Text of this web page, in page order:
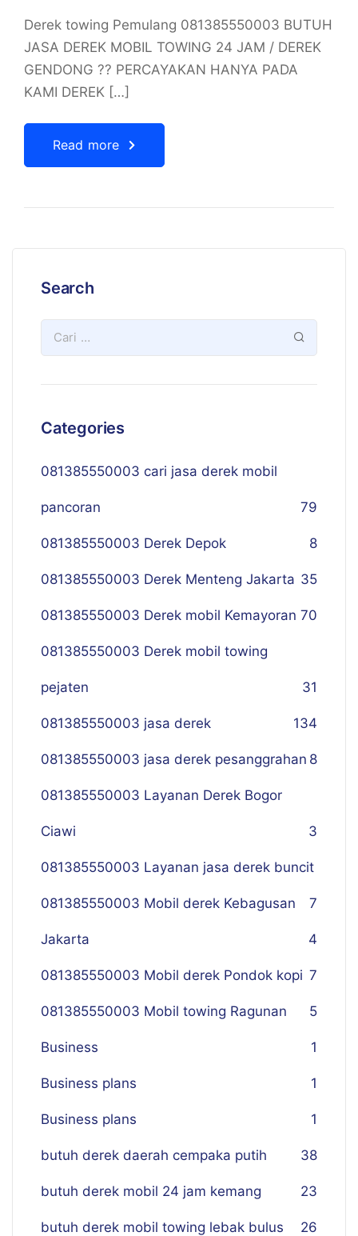
Derek towing Pemulang 081385550003 BUTUH
JASA DEREK MOBIL TOWING 24 JAM / DEREK
GENDONG ?? PERCAYAKAN HANYA PADA
KAMI DEREK […]
Read more
Search
Categories
081385550003 cari jasa derek mobil
pancoran 79
081385550003 Derek Depok 8
081385550003 Derek Menteng Jakarta 35
081385550003 Derek mobil Kemayoran 70
081385550003 Derek mobil towing
pejaten 31
081385550003 jasa derek 134
081385550003 jasa derek pesanggrahan 8
081385550003 Layanan Derek Bogor
Ciawi 3
081385550003 Layanan jasa derek buncit
7
081385550003 Mobil derek Kebagusan
Jakarta 4
081385550003 Mobil derek Pondok kopi 7
081385550003 Mobil towing Ragunan 5
Business 1
Business plans 1
Business plans 1
butuh derek daerah cempaka putih 38
butuh derek mobil 24 jam kemang 23
butuh derek mobil towing lebak bulus 26